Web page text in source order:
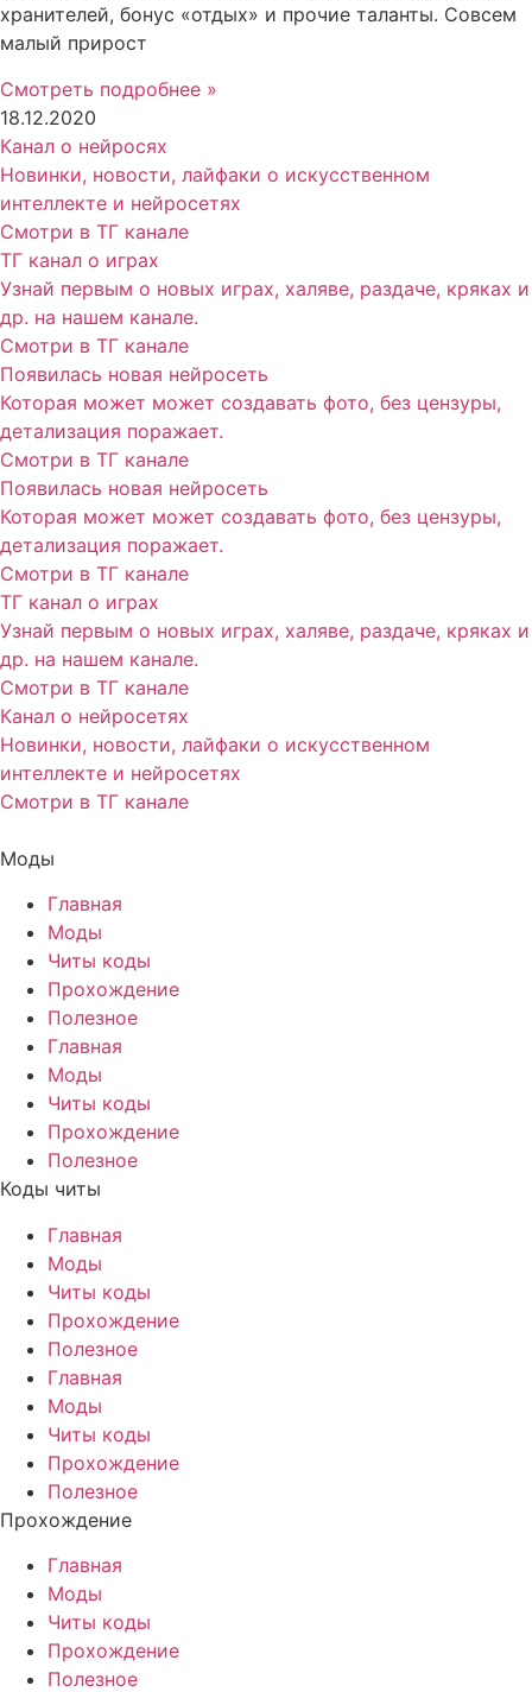
хранителей, бонус «отдых» и прочие таланты. Совсем
малый прирост
Смотреть подробнее »
18.12.2020
Канал о нейросях
Новинки, новости, лайфаки о искусственном
интеллекте и нейросетях
Смотри в ТГ канале
ТГ канал о играх
Узнай первым о новых играх, халяве, раздаче, кряках и
др. на нашем канале.
Смотри в ТГ канале
Появилась новая нейросеть
Которая может может создавать фото, без цензуры,
детализация поражает.
Смотри в ТГ канале
Появилась новая нейросеть
Которая может может создавать фото, без цензуры,
детализация поражает.
Смотри в ТГ канале
ТГ канал о играх
Узнай первым о новых играх, халяве, раздаче, кряках и
др. на нашем канале.
Смотри в ТГ канале
Канал о нейросетях
Новинки, новости, лайфаки о искусственном
интеллекте и нейросетях
Смотри в ТГ канале
Моды
Главная
Моды
Читы коды
Прохождение
Полезное
Главная
Моды
Читы коды
Прохождение
Полезное
Коды читы
Главная
Моды
Читы коды
Прохождение
Полезное
Главная
Моды
Читы коды
Прохождение
Полезное
Прохождение
Главная
Моды
Читы коды
Прохождение
Полезное